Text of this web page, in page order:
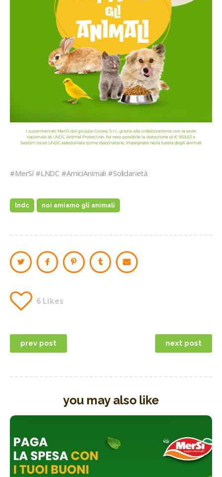
#MerSí #LNDC #AmiciAnimali #Solidarietà
lndc noi amiamo gli animali
6 Likes
prev post next post
you may also like